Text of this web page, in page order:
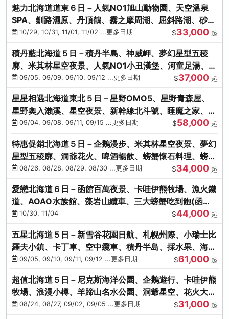
魅力北海道道東６日－人氣NO1旭山動物園、天空溫泉
SPA、釧路濕原、丹頂鶴、霧之摩周湖、屈斜路湖、砂湯
體驗10/29, 10/31, 11/01, 11/02 ...更多日期 $33,000 起
積丹藍北海道５日－積丹半島、神威岬、夢幻星型五稜
廓、米其林星空夜景、人氣NO1小丑漢堡、河童足湯、奇
幻燈遊步道、璀璨溪谷
09/05, 09/09, 09/10, 09/12 ...更多日期 $37,000 起
星星相遇北海道東北５日－星野OMO5、星野青森屋、
星野奧入瀨溪、星空夜景、新幹線北斗號、睡魔之家、十
和田湖(不進免稅店)
09/04, 09/08, 09/11, 09/15 ...更多日期 $58,000 起
特惠促銷北海道５日－企鵝漫步、米其林星空夜景、夢幻
星型五稜廓、洞爺花火、啤酒暢飲、螃蟹懷石料理、螃蟹
吃到飽
08/26, 08/28, 08/29, 08/30 ...更多日期 $34,000 起
愛戀北海道６日－函館百萬夜景、卡哇伊熊牧場、漁火鐵
道、AOAO水族館、藻岩山纜車、三大螃蟹吃到飽(函館/
千歲)
10/30, 11/04 $44,000 起
五星北海道５日－新雪谷花園日航、札幌州際、小瑞士比
羅夫小鎮、卡丁車、空中纜車、積丹半島、採水果、海鮮
和牛螃蟹放題
09/05, 09/10, 09/11, 09/12 ...更多日期 $61,000 起
超值北海道５日－尼克斯海洋公園、企鵝遊行、卡哇伊熊
牧場、浪漫小樽、羊蹄山名水公園、洞爺星空、花火大
會、螃蟹懷石料理
08/24, 08/27, 09/02, 09/05 ...更多日期 $31,000 起